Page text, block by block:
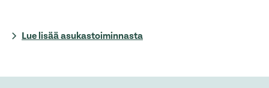
Lue lisää asukastoiminnasta